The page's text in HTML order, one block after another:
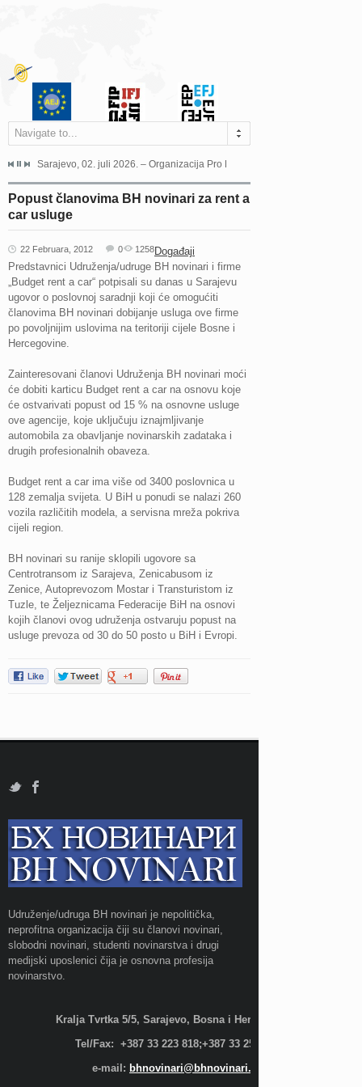
Navigate to...
Grada Sarajeva povodom Dana Sarajeva dugogodišnjoj...
Sarajevo, 02. juli 2026. – Organizacija Pro Educa juče je uspješno
Popust članovima BH novinari za rent a
car usluge
22 Februara, 2012 Događaji
0 1258
Predstavnici Udruženja/udruge BH novinari i firme
„Budget rent a car“ potpisali su danas u Sarajevu
ugovor o poslovnoj saradnji koji će omogućiti
članovima BH novinari dobijanje usluga ove firme
po povoljnijim uslovima na teritoriji cijele Bosne i
Hercegovine.
Zainteresovani članovi Udruženja BH novinari moći
će dobiti karticu Budget rent a car na osnovu koje
će ostvarivati popust od 15 % na osnovne usluge
ove agencije, koje uključuju iznajmljivanje
automobila za obavljanje novinarskih zadataka i
drugih profesionalnih obaveza.
Budget rent a car ima više od 3400 poslovnica u
128 zemalja svijeta. U BiH u ponudi se nalazi 260
vozila različitih modela, a servisna mreža pokriva
cijeli region.
BH novinari su ranije sklopili ugovore sa
Centrotransom iz Sarajeva, Zenicabusom iz
Zenice, Autoprevozom Mostar i Transturistom iz
Tuzle, te Željeznicama Federacije BiH na osnovi
kojih članovi ovog udruženja ostvaruju popust na
usluge prevoza od 30 do 50 posto u BiH i Evropi.
Udruženje/udruga BH novinari je nepolitička,
neprofitna organizacija čiji su članovi novinari,
slobodni novinari, studenti novinarstva i drugi
medijski uposlenici čija je osnovna profesija
novinarstvo.
Kralja Tvrtka 5/5, Sarajevo, Bosna i Hercegovina;
Tel/Fax: +387 33 223 818;+387 33 255 600
e-mail: bhnovinari@bhnovinari.ba